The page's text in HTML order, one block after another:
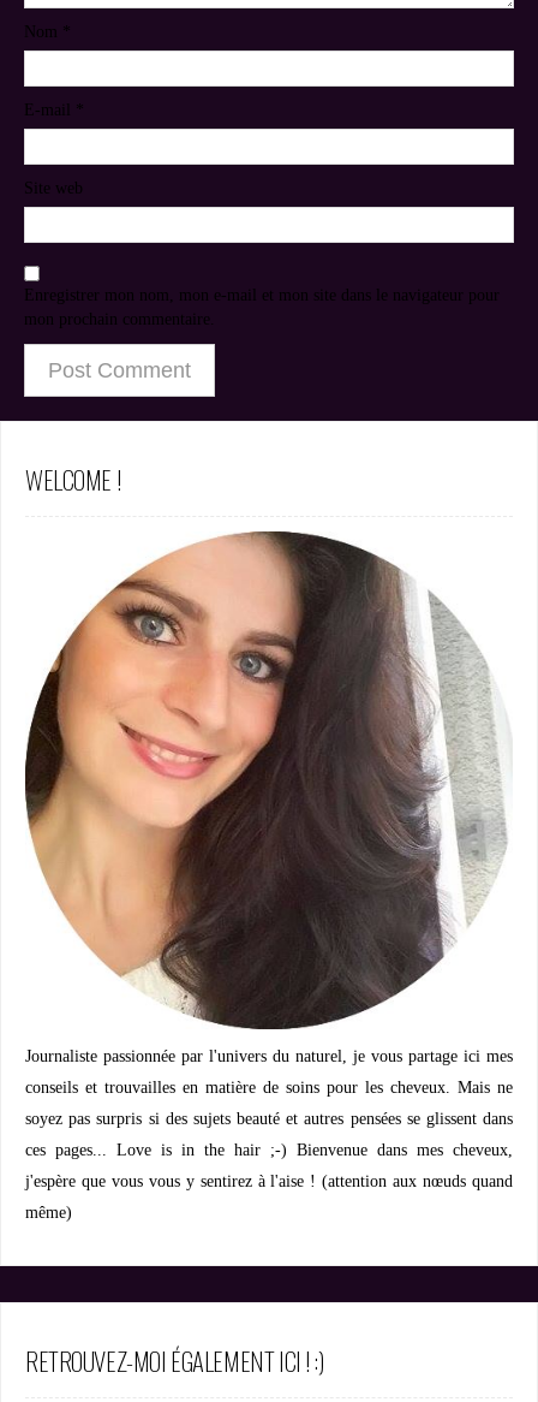
Nom *
E-mail *
Site web
Enregistrer mon nom, mon e-mail et mon site dans le navigateur pour
mon prochain commentaire.
WELCOME !
Journaliste passionnée par l'univers du naturel, je vous partage ici mes
conseils et trouvailles en matière de soins pour les cheveux. Mais ne
soyez pas surpris si des sujets beauté et autres pensées se glissent dans
ces pages... Love is in the hair ;-) Bienvenue dans mes cheveux,
j'espère que vous vous y sentirez à l'aise ! (attention aux nœuds quand
même)
RETROUVEZ-MOI ÉGALEMENT ICI ! :)